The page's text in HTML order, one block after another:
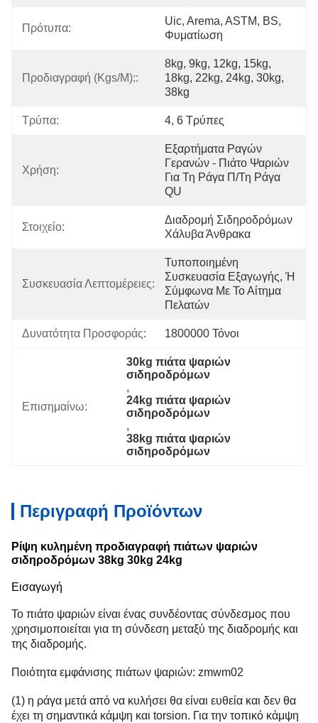
Πρότυπα:
Uic, Arema, ASTM, BS,
Φυματίωση
Προδιαγραφή (Kgs/M)::
8kg, 9kg, 12kg, 15kg,
18kg, 22kg, 24kg, 30kg,
38kg
Τρύπα: 4, 6 Τρύπες
Χρήση:
Εξαρτήματα Ραγών
Γερανών - Πιάτο Ψαριών
Για Τη Ράγα Π/τη Ράγα
QU
Στοιχείο:
Διαδρομή Σιδηροδρόμων
Χάλυβα Άνθρακα
Συσκευασία Λεπτομέρειες:
Τυποποιημένη
Συσκευασία Εξαγωγής, Ή
Σύμφωνα Με Το Αίτημα
Πελατών
Δυνατότητα Προσφοράς: 1800000 Τόνοι
Επισημαίνω:
30kg πιάτα ψαριών
σιδηροδρόμων
,
24kg πιάτα ψαριών
σιδηροδρόμων
,
38kg πιάτα ψαριών
σιδηροδρόμων
Περιγραφή Προϊόντων
Ρίψη κυλημένη προδιαγραφή πιάτων ψαριών
σιδηροδρόμων 38kg 30kg 24kg
Εισαγωγή
Το πιάτο ψαριών είναι ένας συνδέοντας σύνδεσμος που
χρησιμοποιείται για τη σύνδεση μεταξύ της διαδρομής και
της διαδρομής.
Ποιότητα εμφάνισης πιάτων ψαριών: zmwm02
(1) η ράγα μετά από να κυλήσει θα είναι ευθεία και δεν θα
έχει τη σημαντικά κάμψη και torsion. Για την τοπικό κάμψη